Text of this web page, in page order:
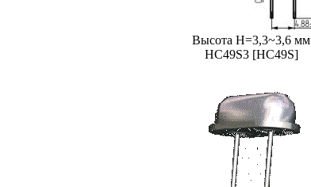
Высота H=3,3~3,6 мм
HC49S3 [HC49S]